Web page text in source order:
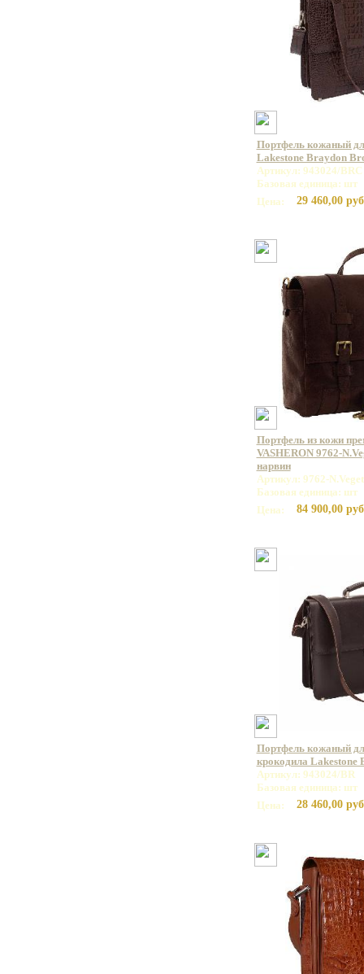
Портфель кожаный
Lakestone Braydon
Артикул: 943024/BRC
Базовая единица: шт
Цена:
29 460,00
Портфель из кожи
VASHERON 9762-
нарвин
Артикул: 9762-
Базовая единица: шт
Цена:
84 900,00
Портфель кожаный
крокодила Lakestone
Артикул: 943024/BR
Базовая единица: шт
Цена:
28 460,00